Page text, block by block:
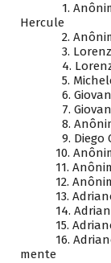
1. Anônimo
Hercule
2. Anônimo
3. Lorenzo
4. Lorenzo di
5. Michele
6. Giovane
7. Giovane
8. Anônimo
9. Diego
10. Anônimo
11. Anônimo
12. Anônimo
13. Adriano
14. Adriano
15. Adriano
16. Adriano
mente